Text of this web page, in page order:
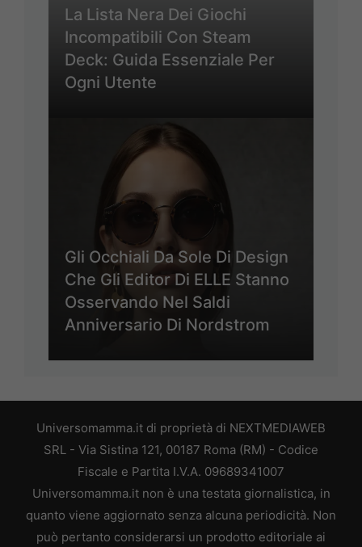
La Lista Nera Dei Giochi
Incompatibili Con Steam
Deck: Guida Essenziale Per
Ogni Utente
Gli Occhiali Da Sole Di Design
Che Gli Editor Di ELLE Stanno
Osservando Nel Saldi
Anniversario Di Nordstrom
Universomamma.it di proprietà di NEXTMEDIAWEB
SRL - Via Sistina 121, 00187 Roma (RM) - Codice
Fiscale e Partita I.V.A. 09689341007
Universomamma.it non è una testata giornalistica, in
quanto viene aggiornato senza alcuna periodicità. Non
può pertanto considerarsi un prodotto editoriale ai